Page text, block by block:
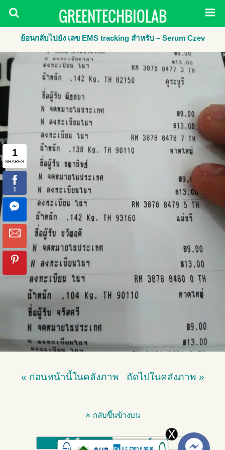
GREENTECHBIOLAB
ย้อนกลับไปยัง เลข EMS tracking สำหรับ – Serum Czev
« ก่อนหน้านี้ในคลังภาพ ถัดไปในคลังภาพ »
กลับขึ้นข้างบน
มือถือ เดสก์ทอป